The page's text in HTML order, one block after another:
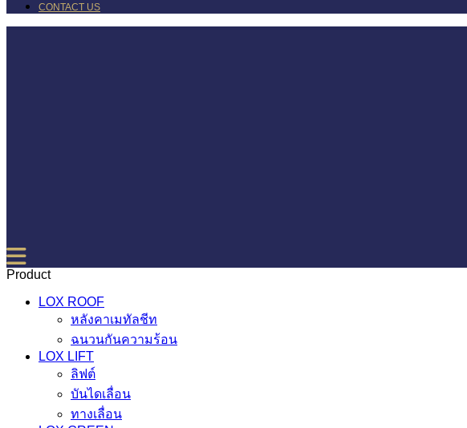
CONTACT US
Product
LOX ROOF
หลังคาเมทัลชีท
ฉนวนกันความร้อน
LOX LIFT
ลิฟต์
บันไดเลื่อน
ทางเลื่อน